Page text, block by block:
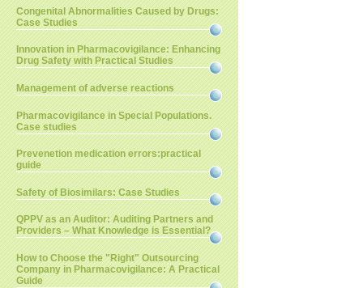
Congenital Abnormalities Caused by Drugs:
Case Studies
Innovation in Pharmacovigilance: Enhancing
Drug Safety with Practical Studies
Management of adverse reactions
Pharmacovigilance in Special Populations.
Case studies
Prevenetion medication errors:practical
guide
Safety of Biosimilars: Case Studies
QPPV as an Auditor: Auditing Partners and
Providers – What Knowledge is Essential?
How to Choose the "Right" Outsourcing
Company in Pharmacovigilance: A Practical
Guide